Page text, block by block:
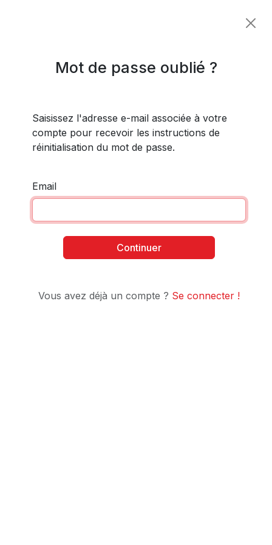
Mot de passe oublié ?
Saisissez l'adresse e-mail associée à votre
compte pour recevoir les instructions de
réinitialisation du mot de passe.
Email
Vous avez déjà un compte ? Se connecter !